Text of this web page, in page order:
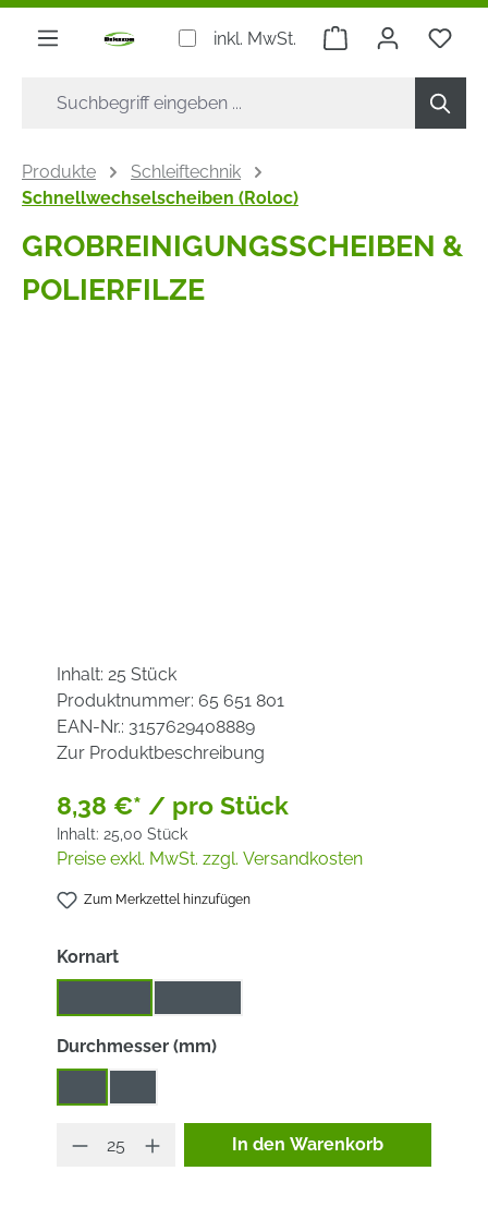
springen
inkl. MwSt. Warenkorb
Produkte
Schleiftechnik
Schnellwechselscheiben (Roloc)
GROBREINIGUNGSSCHEIBEN &
POLIERFILZE
Inhalt: 25 Stück
Produktnummer: 65 651 801
EAN-Nr.: 3157629408889
Zur Produktbeschreibung
8,38 €* / pro Stück
Inhalt: 25,00 Stück
Preise exkl. MwSt. zzgl. Versandkosten
Zum Merkzettel hinzufügen
Kornartauswählen
Durchmesser (mm)auswählen
Produkt Anzahl: Gib den
In den Warenkorb